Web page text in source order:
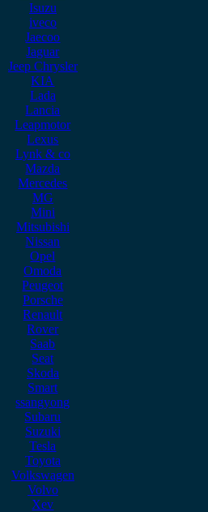
Isuzu
iveco
Jaecoo
Jaguar
Jeep Chrysler
KIA
Lada
Lancia
Leapmotor
Lexus
Lynk & co
Mazda
Mercedes
MG
Mini
Mitsubishi
Nissan
Opel
Omoda
Peugeot
Porsche
Renault
Rover
Saab
Seat
Skoda
Smart
ssangyong
Subaru
Suzuki
Tesla
Toyota
Volkswagen
Volvo
Xev